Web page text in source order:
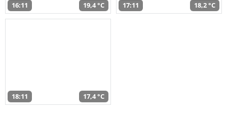
16:11 19,4 °C 17:11 18,2 °C
18:11 17,4 °C